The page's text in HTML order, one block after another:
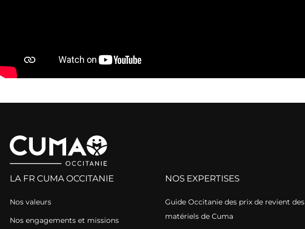
LA FR CUMA OCCITANIE
Nos valeurs
Nos engagements et missions
NOS EXPERTISES
Guide Occitanie des prix de revient des
matériels de Cuma